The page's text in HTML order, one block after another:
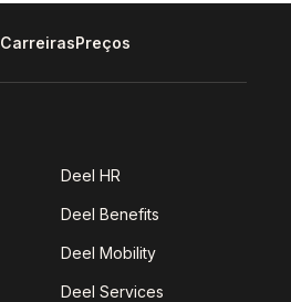
CarreirasPreços
Deel HR
Deel Benefits
Deel Mobility
Deel Services